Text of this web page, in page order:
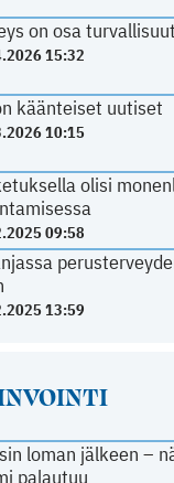
on osa
15:32
käänteiset uutiset
10:15
olisi
09:58
13:59
loman jälkeen –
palautuu